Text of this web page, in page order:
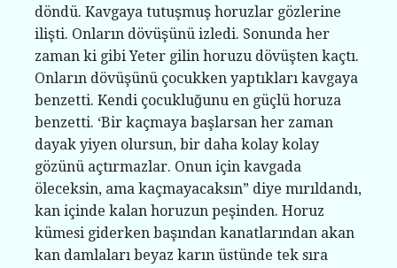
döndü. Kavgaya tutuşmuş horuzlar gözlerine
ilişti. Onların dövüşünü izledi. Sonunda her
zaman ki gibi Yeter gilin horuzu dövüşten kaçtı.
Onların dövüşünü çocukken yaptıkları kavgaya
benzetti. Kendi çocukluğunu en güçlü horuza
benzetti. ‘Bir kaçmaya başlarsan her zaman
dayak yiyen olursun, bir daha kolay kolay
gözünü açtırmazlar. Onun için kavgada
öleceksin, ama kaçmayacaksın” diye mırıldandı,
kan içinde kalan horuzun peşinden. Horuz
kümesi giderken başından kanatlarından akan
kan damlaları beyaz karın üstünde tek sıra